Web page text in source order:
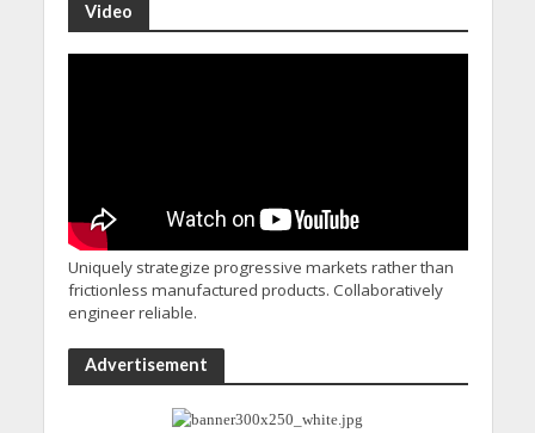
Video
Uniquely strategize progressive markets rather than
frictionless manufactured products. Collaboratively
engineer reliable.
Advertisement